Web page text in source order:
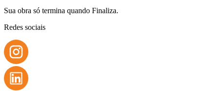
Sua obra só termina quando Finaliza.
Redes sociais